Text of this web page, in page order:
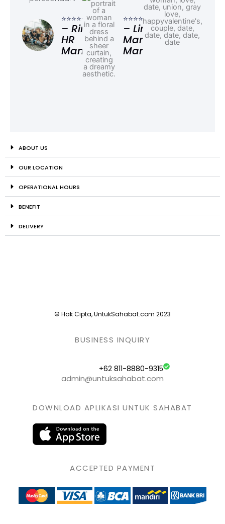
⭐⭐⭐⭐⭐
– Rina,
HR
Manager
⭐⭐⭐⭐⭐
– Linda,
Marketing
Manager
ABOUT US
OUR LOCATION
OPERATIONAL HOURS
BENEFIT
DELIVERY
© Hak Cipta, UntukSahabat.com 2023
BUSINESS INQUIRY
+62 811-8880-9315
admin@untuksahabat.com
DOWNLOAD APLIKASI UNTUK SAHABAT
ACCEPTED PAYMENT